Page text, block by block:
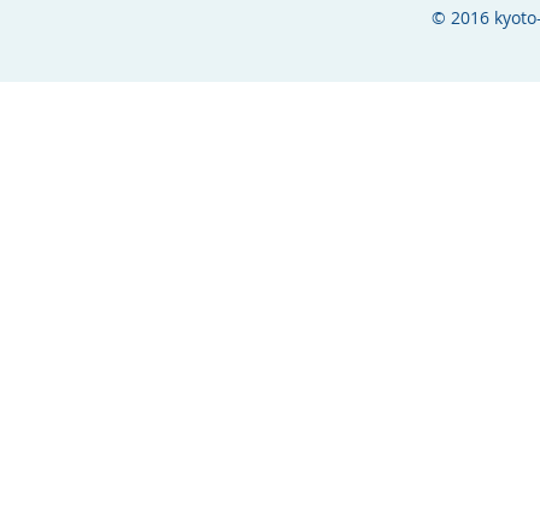
© 2016